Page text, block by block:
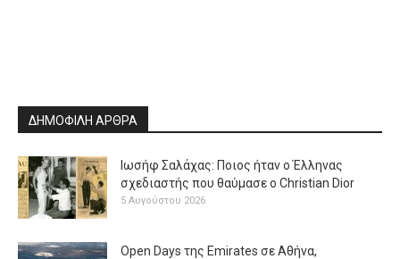
ΔΗΜΟΦΙΛΗ ΑΡΘΡΑ
Ιωσήφ Σαλάχας: Ποιος ήταν ο Έλληνας
σχεδιαστής που θαύμασε ο Christian Dior
5 Αυγούστου 2026
Open Days της Emirates σε Αθήνα,